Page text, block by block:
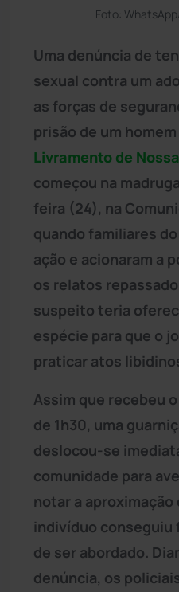
Foto:
Uma denúncia de
sexual contra um
as forças de
prisão de um
Livramento de
começou na
feira (24), na
quando familiares
ação e acionaram a
os relatos
suspeito teria
espécie para que o
praticar atos
Assim que recebeu
de 1h30, uma
deslocou-se
comunidade para
notar a
indivíduo conseguiu
de ser abordado.
denúncia, os